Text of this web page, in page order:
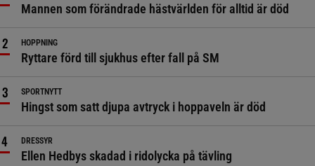
Mannen som förändrade hästvärlden för alltid är död
HOPPNING
Ryttare förd till sjukhus efter fall på SM
SPORTNYTT
Hingst som satt djupa avtryck i hoppaveln är död
DRESSYR
Ellen Hedbys skadad i ridolycka på tävling